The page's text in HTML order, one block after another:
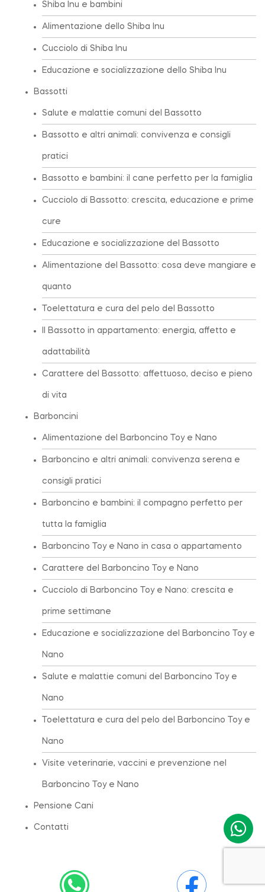
Shiba Inu e bambini
Alimentazione dello Shiba Inu
Cucciolo di Shiba Inu
Educazione e socializzazione dello Shiba Inu
Bassotti
Salute e malattie comuni del Bassotto
Bassotto e altri animali: convivenza e consigli
pratici
Bassotto e bambini: il cane perfetto per la famiglia
Cucciolo di Bassotto: crescita, educazione e prime
cure
Educazione e socializzazione del Bassotto
Alimentazione del Bassotto: cosa deve mangiare e
quanto
Toelettatura e cura del pelo del Bassotto
Il Bassotto in appartamento: energia, affetto e
adattabilità
Carattere del Bassotto: affettuoso, deciso e pieno
di vita
Barboncini
Alimentazione del Barboncino Toy e Nano
Barboncino e altri animali: convivenza serena e
consigli pratici
Barboncino e bambini: il compagno perfetto per
tutta la famiglia
Barboncino Toy e Nano in casa o appartamento
Carattere del Barboncino Toy e Nano
Cucciolo di Barboncino Toy e Nano: crescita e
prime settimane
Educazione e socializzazione del Barboncino Toy e
Nano
Salute e malattie comuni del Barboncino Toy e
Nano
Toelettatura e cura del pelo del Barboncino Toy e
Nano
Visite veterinarie, vaccini e prevenzione nel
Barboncino Toy e Nano
Pensione Cani
Contatti